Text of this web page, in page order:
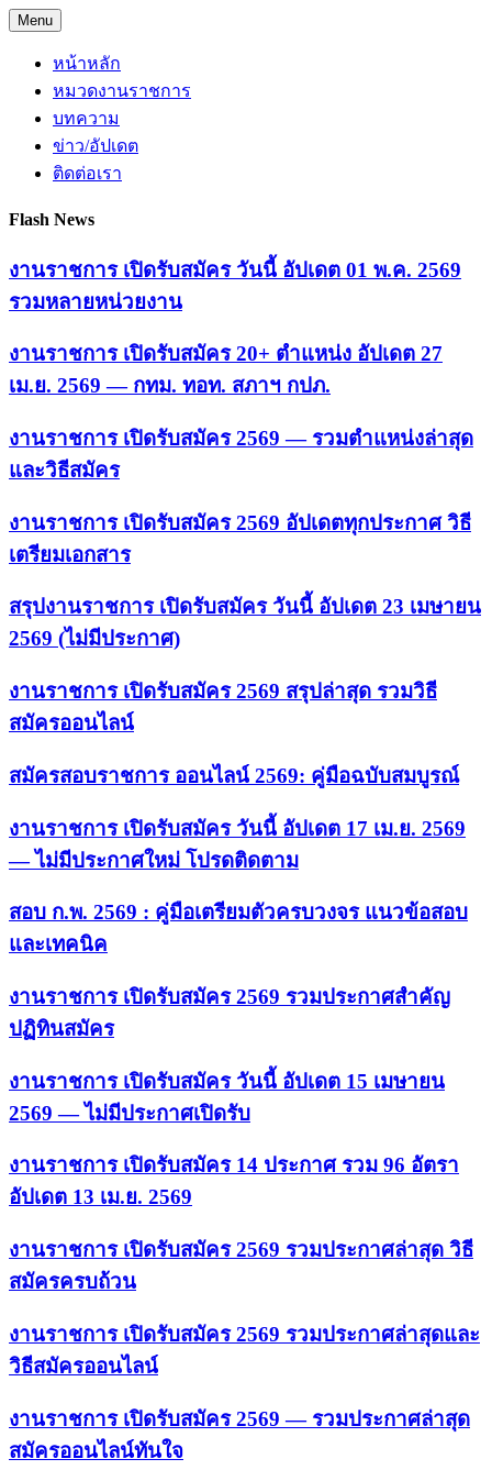
Skip
to
content
Menu
หน้าหลัก
หมวดงานราชการ
บทความ
ข่าว/อัปเดต
ติดต่อเรา
Flash News
งานราชการ เปิดรับสมัคร วันนี้ อัปเดต 01 พ.ค. 2569
รวมหลายหน่วยงาน
งานราชการ เปิดรับสมัคร 20+ ตำแหน่ง อัปเดต 27
เม.ย. 2569 — กทม. ทอท. สภาฯ กปภ.
งานราชการ เปิดรับสมัคร 2569 — รวมตำแหน่งล่าสุด
และวิธีสมัคร
งานราชการ เปิดรับสมัคร 2569 อัปเดตทุกประกาศ วิธี
เตรียมเอกสาร
สรุปงานราชการ เปิดรับสมัคร วันนี้ อัปเดต 23 เมษายน
2569 (ไม่มีประกาศ)
งานราชการ เปิดรับสมัคร 2569 สรุปล่าสุด รวมวิธี
สมัครออนไลน์
สมัครสอบราชการ ออนไลน์ 2569: คู่มือฉบับสมบูรณ์
งานราชการ เปิดรับสมัคร วันนี้ อัปเดต 17 เม.ย. 2569
— ไม่มีประกาศใหม่ โปรดติดตาม
สอบ ก.พ. 2569 : คู่มือเตรียมตัวครบวงจร แนวข้อสอบ
และเทคนิค
งานราชการ เปิดรับสมัคร 2569 รวมประกาศสำคัญ
ปฏิทินสมัคร
งานราชการ เปิดรับสมัคร วันนี้ อัปเดต 15 เมษายน
2569 — ไม่มีประกาศเปิดรับ
งานราชการ เปิดรับสมัคร 14 ประกาศ รวม 96 อัตรา
อัปเดต 13 เม.ย. 2569
งานราชการ เปิดรับสมัคร 2569 รวมประกาศล่าสุด วิธี
สมัครครบถ้วน
งานราชการ เปิดรับสมัคร 2569 รวมประกาศล่าสุดและ
วิธีสมัครออนไลน์
งานราชการ เปิดรับสมัคร 2569 — รวมประกาศล่าสุด
สมัครออนไลน์ทันใจ